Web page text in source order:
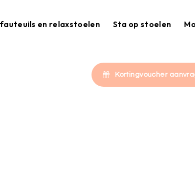
en relaxstoelen Sta op stoelen
Kortingvoucher